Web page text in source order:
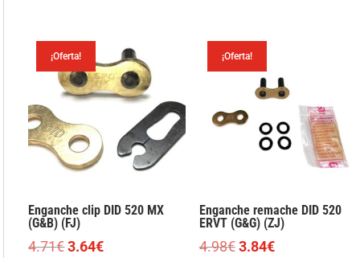
era:
5.62€.4.34€.
era:
¡Oferta!
Enganche clip DID 520 MX
(G&B) (FJ)
4.71€El
3.64€El
¡Oferta!
Enganche remache DID 520
ERVT (G&G) (ZJ)
4.98€ El
3.84€El